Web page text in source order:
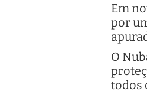
Em
por
O
todos